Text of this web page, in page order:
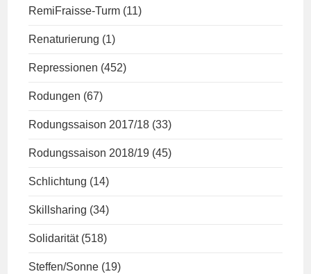
RemiFraisse-Turm (11)
Renaturierung (1)
Repressionen (452)
Rodungen (67)
Rodungssaison 2017/18 (33)
Rodungssaison 2018/19 (45)
Schlichtung (14)
Skillsharing (34)
Solidarität (518)
Steffen/Sonne (19)